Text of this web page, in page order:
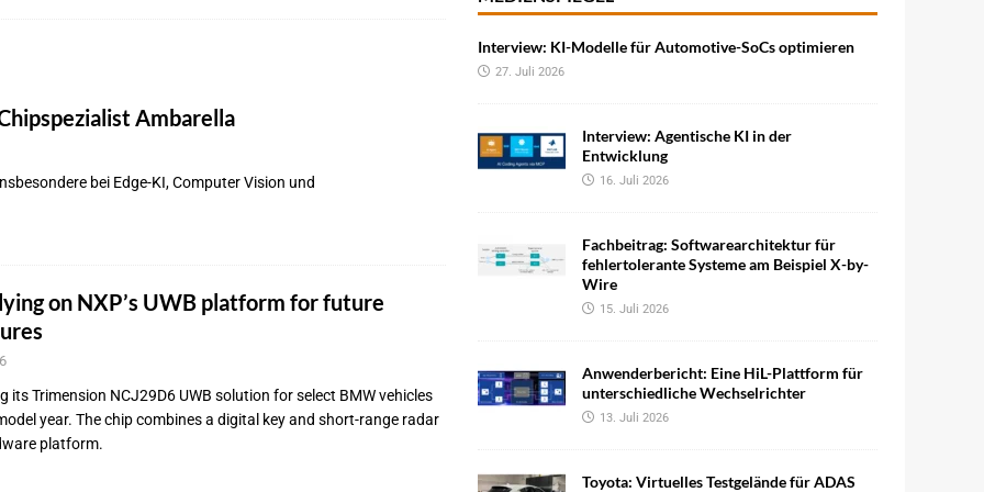
bei Pkw-Neuzulassungen in Deutschland im Juli 2026
UNVI für die Bereitstellung autonomer Busse
in der EMEA-Region neu
KI-Workflows für die Cybersecurity-Validierung
Ambarella
bei Edge-KI, Computer Vision und
on NXP’s UWB platform for future
its Trimension NCJ29D6 UWB solution for select BMW vehicles
year. The chip combines a digital key and short-range radar
platform.
Interview: KI-Modelle für Automotive-SoCs optimieren
27. Juli 2026
Interview: Agentische KI in der
Entwicklung
16. Juli 2026
Fachbeitrag: Softwarearchitektur für
fehlertolerante Systeme am Beispiel X-by-
Wire
15. Juli 2026
Anwenderbericht: Eine HiL-Plattform für
unterschiedliche Wechselrichter
13. Juli 2026
Toyota: Virtuelles Testgelände für ADAS